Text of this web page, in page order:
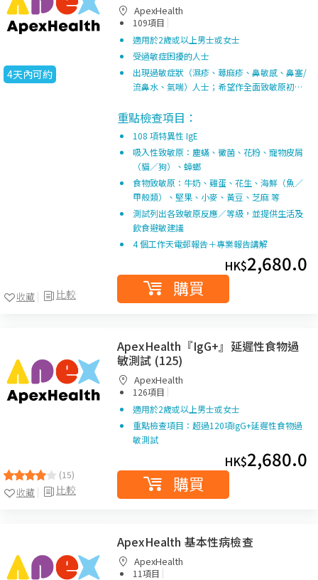
4天內可約
比較
收藏
ApexHealth
109項目 |
適用於2歲或以上男士或女士
受過敏症困擾的人士
出現過敏症狀（濕疹、蕁麻疹、鼻敏感、鼻塞/
流鼻水、氣喘）人士；希望作全面致敏原初…
重點檢查項目：
108 項特異性 IgE
吸入性致敏原：塵蟎、黴菌、花粉、寵物皮屑
（貓／狗）、蟑螂
食物致敏原：牛奶、雞蛋、花生、海鮮（魚／
甲殼類）、堅果、小麥、黃豆、芝麻 等
測試列出各致敏原反應／等級，並提供生活及
飲食避敏建議
4 個工作天電郵報告＋專業報告講解
HK$2,680.0
購買
(15)
比較
收藏
ApexHealth『IgG+』延遲性食物過
敏測試 (125)
ApexHealth
126項目 |
適用於2歲或以上男士或女士
重點檢查項目：超過120項IgG+延遲性食物過
敏測試
HK$2,680.0
購買
ApexHealth 基本性病檢查
ApexHealth
11項目 |